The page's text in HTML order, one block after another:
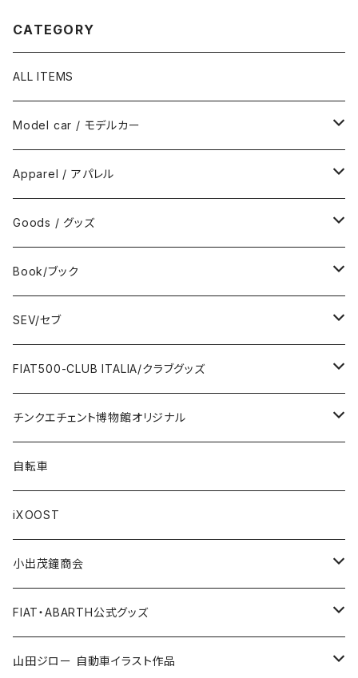
CATEGORY
ALL ITEMS
Model car / モデルカー
FIAT
ABARTH
DeAGOSTINI
Giannini
FERRARI
LANCIA
AUTOBIANCHI
Others / その他
Apparel / アパレル
Wear / ウエア
Bag / バッグ
Towel / タオル
Wallet / 財布
Key Case / キーケース
Key Ring / キーリング
Belt / ベルト
Handkerchief / ハンカチ
Cap / キャップ
Others / その他
Goods / グッズ
Sticker / ステッカー
Badge / バッジ
Lunch box / ランチボックス
Flag / フラッグ
Ornament / 置物
Bicycle accessories / 自転車関連
Pen / ペン
Illustration / イラスト
小出茂鐘商会
Doll / ドール
Book/ブック
ABARTH/アバルト
KOIDESHIGEKANESHOUKAI/小出茂鐘商会
FIAT500/フィアット500
FIAT/フィアット
Race/レース
Others / その他
SEV/セブ
Automobile/自動車
Health/健康
FIAT500-CLUB ITALIA/クラブグッズ
Bag/バッグ
Sticker/ステッカー
Emblem/エンブレム
Goods／グッズ
Miniature Car／ミニカー
Wear／ウェア
チンクエチェント博物館オリジナル
Sticker / ステッカー
Bag / バッグ
Tshirt / Tシャツ
Pouch / ポーチ
Steel badge / 缶バッジ
自転車
iXOOST
小出茂鐘商会
イラストスタンド
FIAT・ABARTH公式グッズ
Wallet / 財布
山田ジロー 自動車イラスト作品